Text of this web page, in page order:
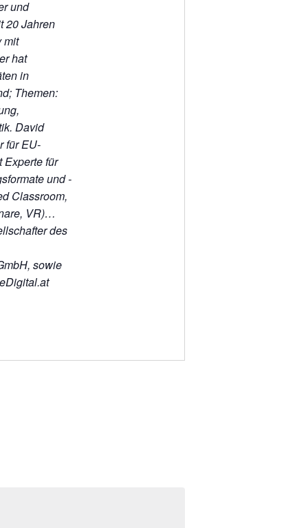
und
20 Jahren
mit
hat
in
Themen:
David
für EU-
Experte für
und -
Classroom,
VR)…
des
sowie